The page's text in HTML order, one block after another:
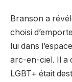
Branson a
choisi
lui dans
arc-en-ciel. Il a
LGBT+ était